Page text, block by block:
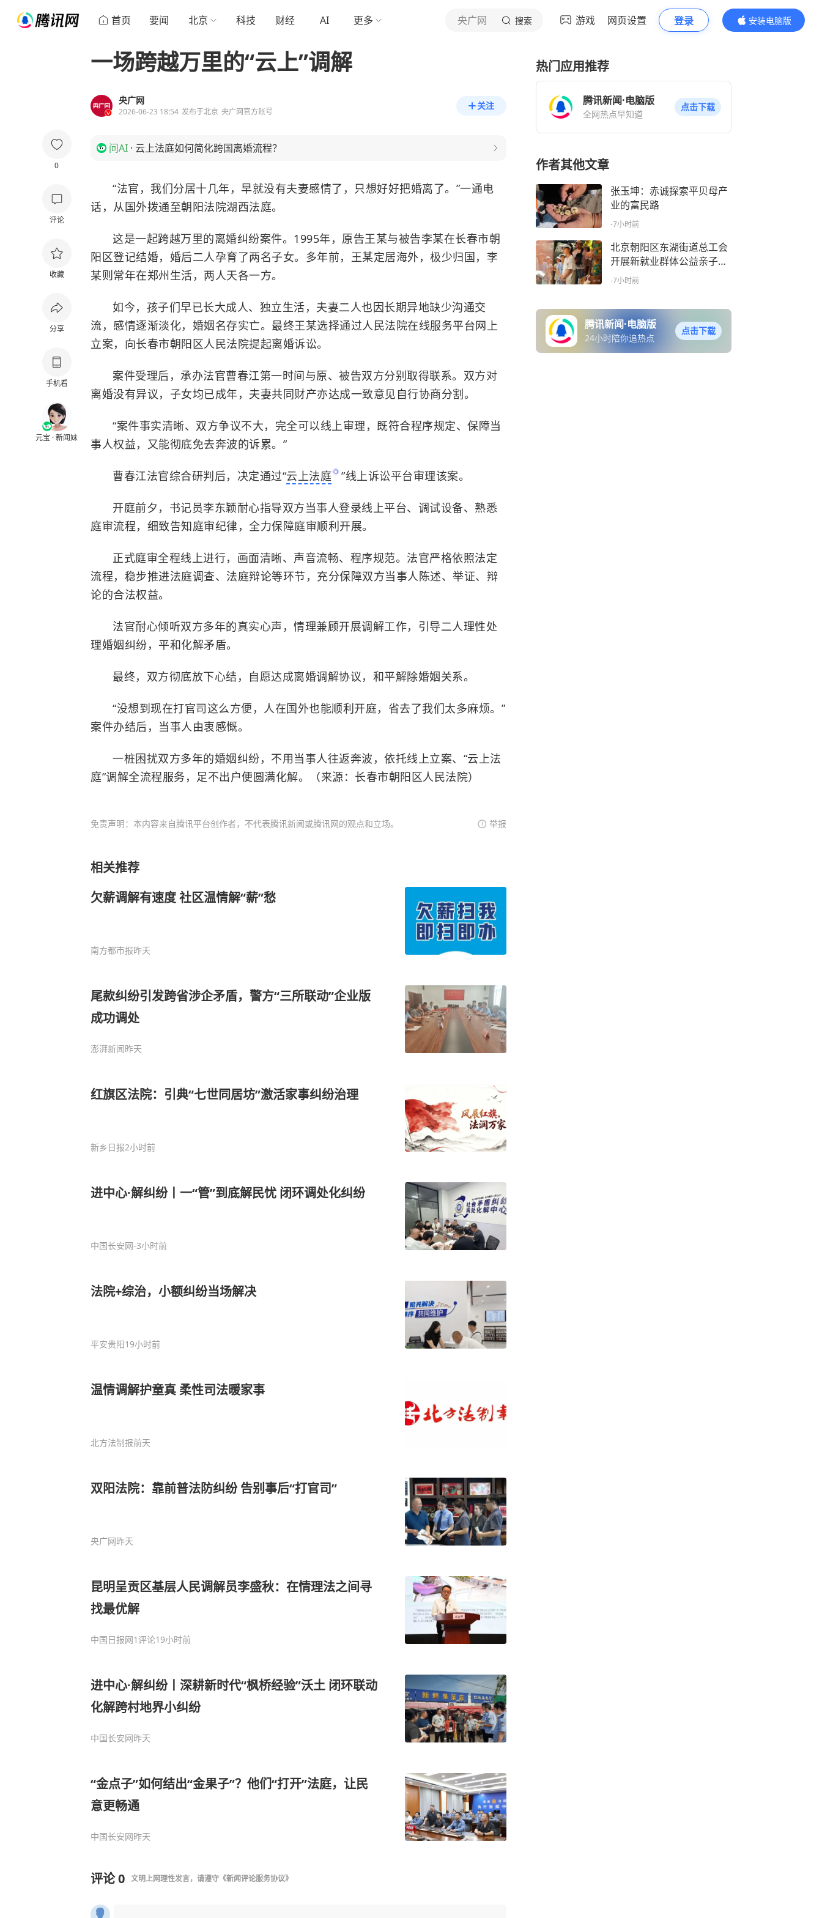
首页 要闻 北京 科技 财经 AI 更多 央广网 搜索 游戏 网页设置 登录
安装电脑版
内容更精彩
0
评论
收藏
分享
手机看
元宝 · 新闻妹
一场跨越万里的“云上”调解
央广网
2026-06-23 18:54 发布于北京 央广网官方账号
关注
问AI · 云上法庭如何简化跨国离婚流程？
“法官，我们分居十几年，早就没有夫妻感情了，只想好好把婚离了。”一通电
话，从国外拨通至朝阳法院湖西法庭。
这是一起跨越万里的离婚纠纷案件。1995年，原告王某与被告李某在长春市朝
阳区登记结婚，婚后二人孕育了两名子女。多年前，王某定居海外，极少归国，李
某则常年在郑州生活，两人天各一方。
如今，孩子们早已长大成人、独立生活，夫妻二人也因长期异地缺少沟通交
流，感情逐渐淡化，婚姻名存实亡。最终王某选择通过人民法院在线服务平台网上
立案，向长春市朝阳区人民法院提起离婚诉讼。
案件受理后，承办法官曹春江第一时间与原、被告双方分别取得联系。双方对
离婚没有异议，子女均已成年，夫妻共同财产亦达成一致意见自行协商分割。
“案件事实清晰、双方争议不大，完全可以线上审理，既符合程序规定、保障当
事人权益，又能彻底免去奔波的诉累。”
曹春江法官综合研判后，决定通过“云上法庭 ”线上诉讼平台审理该案。
开庭前夕，书记员李东颖耐心指导双方当事人登录线上平台、调试设备、熟悉
庭审流程，细致告知庭审纪律，全力保障庭审顺利开展。
正式庭审全程线上进行，画面清晰、声音流畅、程序规范。法官严格依照法定
流程，稳步推进法庭调查、法庭辩论等环节，充分保障双方当事人陈述、举证、辩
论的合法权益。
法官耐心倾听双方多年的真实心声，情理兼顾开展调解工作，引导二人理性处
理婚姻纠纷，平和化解矛盾。
最终，双方彻底放下心结，自愿达成离婚调解协议，和平解除婚姻关系。
“没想到现在打官司这么方便，人在国外也能顺利开庭，省去了我们太多麻烦。”
案件办结后，当事人由衷感慨。
一桩困扰双方多年的婚姻纠纷，不用当事人往返奔波，依托线上立案、“云上法
庭”调解全流程服务，足不出户便圆满化解。（来源：长春市朝阳区人民法院）
免责声明：本内容来自腾讯平台创作者，不代表腾讯新闻或腾讯网的观点和立场。 举报
相关推荐
欠薪调解有速度 社区温情解“薪”愁
南方都市报昨天
尾款纠纷引发跨省涉企矛盾，警方“三所联动”企业版
成功调处
澎湃新闻昨天
红旗区法院：引典“七世同居坊”激活家事纠纷治理
新乡日报2小时前
进中心·解纠纷丨一“管”到底解民忧 闭环调处化纠纷
中国长安网-3小时前
法院+综治，小额纠纷当场解决
平安贵阳19小时前
温情调解护童真 柔性司法暖家事
北方法制报前天
双阳法院：靠前普法防纠纷 告别事后“打官司”
央广网昨天
昆明呈贡区基层人民调解员李盛秋：在情理法之间寻
找最优解
中国日报网1评论19小时前
进中心·解纠纷丨深耕新时代“枫桥经验”沃土 闭环联动
化解跨村地界小纠纷
中国长安网昨天
“金点子”如何结出“金果子”？他们“打开”法庭，让民
意更畅通
中国长安网昨天
评论0 文明上网理性发言，请遵守 《新闻评论服务协议》
热门应用推荐
腾讯新闻·电脑版
全网热点早知道
点击下载
作者其他文章
张玉坤：赤诚探索平贝母产
业的富民路
-7小时前
北京朝阳区东湖街道总工会
开展新就业群体公益亲子一
日研学行
-7小时前
腾讯新闻·电脑版
24小时陪你追热点
点击下载